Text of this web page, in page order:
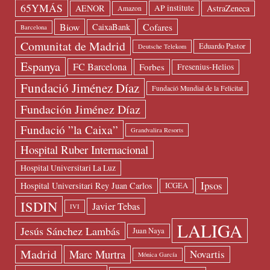
65YMÁS AENOR Amazon AP institute AstraZeneca
Barcelona Biow CaixaBank Cofares
Comunitat de Madrid Deutsche Telekom Eduardo Pastor
Espanya FC Barcelona Forbes Fresenius-Helios
Fundació Jiménez Díaz Fundació Mundial de la Felicitat
Fundación Jiménez Díaz
Fundació ”la Caixa” Grandvalira Resorts
Hospital Ruber Internacional
Hospital Universitari La Luz
Hospital Universitari Rey Juan Carlos ICGEA Ipsos
ISDIN IVI Javier Tebas
Jesús Sánchez Lambás Juan Naya LALIGA
Madrid Marc Murtra Mónica García Novartis